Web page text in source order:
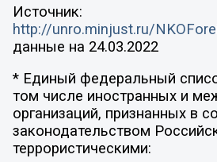
Источник:
http://unro.minjust.ru/
данные на 24.03.2022
* Единый федеральный
том числе иностранных и
организаций, признанных в
законодательством
террористическими: